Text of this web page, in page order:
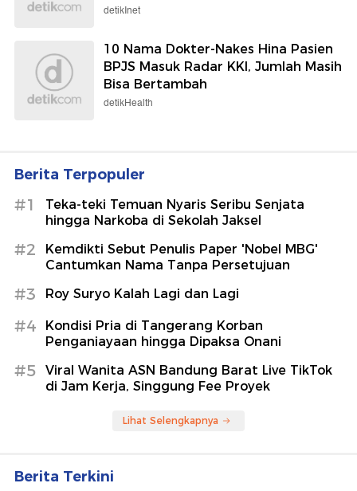
detikInet
10 Nama Dokter-Nakes Hina Pasien
BPJS Masuk Radar KKI, Jumlah Masih
Bisa Bertambah
detikHealth
Berita Terpopuler
#1
Teka-teki Temuan Nyaris Seribu Senjata
hingga Narkoba di Sekolah Jaksel
#2
Kemdikti Sebut Penulis Paper 'Nobel MBG'
Cantumkan Nama Tanpa Persetujuan
#3 Roy Suryo Kalah Lagi dan Lagi
#4
Kondisi Pria di Tangerang Korban
Penganiayaan hingga Dipaksa Onani
#5
Viral Wanita ASN Bandung Barat Live TikTok
di Jam Kerja, Singgung Fee Proyek
Lihat Selengkapnya
Berita Terkini